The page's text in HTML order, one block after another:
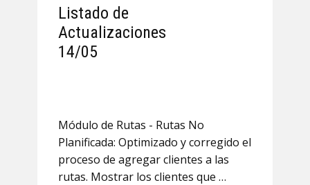
Listado de
Actualizaciones
14/05
Módulo de Rutas - Rutas No
Planificada: Optimizado y corregido el
proceso de agregar clientes a las
rutas. Mostrar los clientes que …